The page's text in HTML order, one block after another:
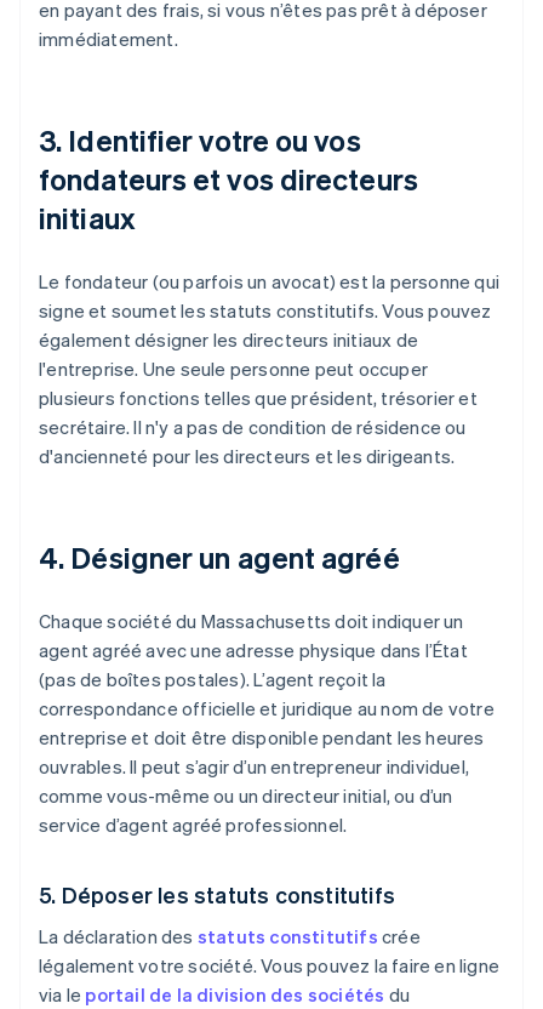
en payant des frais, si vous n’êtes pas prêt à déposer
immédiatement.
3. Identifier votre ou vos
fondateurs et vos directeurs
initiaux
Le fondateur (ou parfois un avocat) est la personne qui
signe et soumet les statuts constitutifs. Vous pouvez
également désigner les directeurs initiaux de
l'entreprise. Une seule personne peut occuper
plusieurs fonctions telles que président, trésorier et
secrétaire. Il n'y a pas de condition de résidence ou
d'ancienneté pour les directeurs et les dirigeants.
4. Désigner un agent agréé
Chaque société du Massachusetts doit indiquer un
agent agréé avec une adresse physique dans l’État
(pas de boîtes postales). L’agent reçoit la
correspondance officielle et juridique au nom de votre
entreprise et doit être disponible pendant les heures
ouvrables. Il peut s’agir d’un entrepreneur individuel,
comme vous-même ou un directeur initial, ou d’un
service d’agent agréé professionnel.
5. Déposer les statuts constitutifs
La déclaration des statuts constitutifs crée
légalement votre société. Vous pouvez la faire en ligne
via le portail de la division des sociétés du